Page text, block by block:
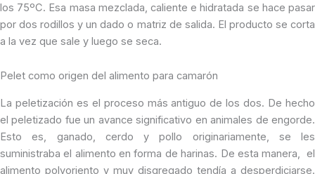
los 75ºC. Esa masa mezclada, caliente e hidratada se hace pasar
por dos rodillos y un dado o matriz de salida. El producto se corta
a la vez que sale y luego se seca.
Pelet como origen del alimento para camarón
La peletización es el proceso más antiguo de los dos. De hecho
el peletizado fue un avance significativo en animales de engorde.
Esto es, ganado, cerdo y pollo originariamente, se les
suministraba el alimento en forma de harinas. De esta manera, el
alimento polvoriento y muy disgregado tendía a desperdiciarse.